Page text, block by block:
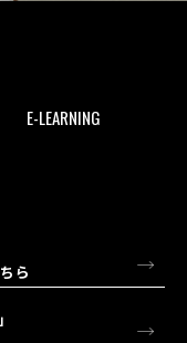
E-LEARNING
ら